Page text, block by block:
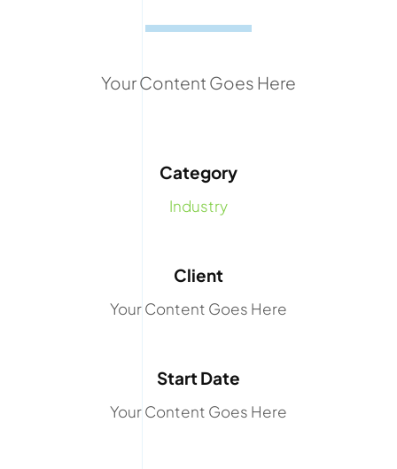
Your Content Goes Here
Category
Industry
Client
Your Content Goes Here
Start Date
Your Content Goes Here